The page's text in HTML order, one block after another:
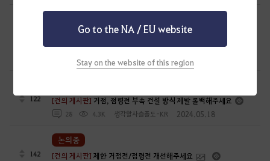
Go to the NA / EU website
Stay on the website of this region
[건의 게시판]'빛나는 파괴의 연금석'의 등장 - 연금석 강화 편의성
패치 요청
10.3K 김다슬찡-KR 2024.02.21
122 [건의 게시판] 거점, 점령전 부속 건설 방식 제발 롤백해주세요
28 4.3K 생각할사슬플도-KR 2024.05.18
142 [건의 게시판]제한 거점전/점령전 개선해주세요
논의중